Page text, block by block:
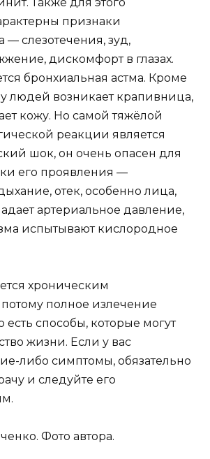
признаки
— слезотечения, зуд,
дискомфорт в глазах.
бронхиальная астма. Кроме
у людей возникает крапивница,
кожу. Но самой тяжёлой
реакции является
шок, он очень опасен для
его проявления —
отек, особенно лица,
артериальное давление,
испытывают кислородное
хроническим
полное излечение
есть способы, которые могут
жизни. Если у вас
либо симптомы, обязательно
и следуйте его
Фото автора.